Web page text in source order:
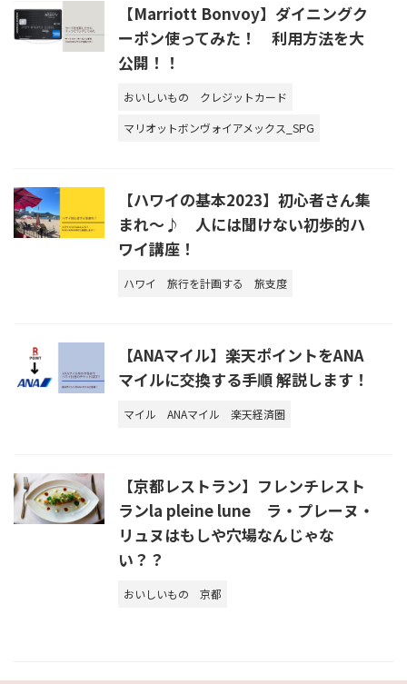
【Marriott Bonvoy】ダイニングク
ーポン使ってみた！ 利用方法を大
公開！！
おいしいもの
クレジットカード
マリオットボンヴォイアメックス_SPG
【ハワイの基本2023】初心者さん集
まれ～♪ 人には聞けない初歩的ハ
ワイ講座！
ハワイ 旅行を計画する 旅支度
【ANAマイル】楽天ポイントをANA
マイルに交換する手順 解説します！
マイル ANAマイル 楽天経済圏
【京都レストラン】フレンチレスト
ランla pleine lune ラ・プレーヌ・
リュヌはもしや穴場なんじゃな
い？？
おいしいもの 京都